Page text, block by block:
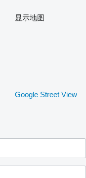
显示地图
Google Street View